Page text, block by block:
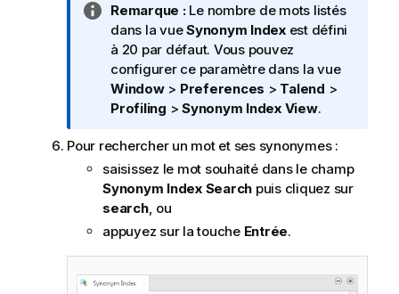
N
o
t
e
I
n
o
r
m
a
t
n
Remarque :Le nombre de mots listés
dans la vueSynonym Indexest défini
à 20 par défaut. Vous pouvez
configurer ce paramètre dans la vue
Window> Preferences > Talend >
Profiling > Synonym Index View.
Pour rechercher un mot et ses synonymes :
saisissez le mot souhaité dans le champ
Synonym Index Search puis cliquez sur
search, ou
appuyez sur la touche Entrée.